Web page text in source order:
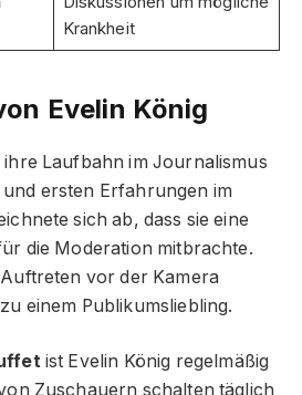
Krankheit
Evelin König
ihre Laufbahn im Journalismus
ersten Erfahrungen im
sich ab, dass sie eine
die Moderation mitbrachte.
vor der Kamera
einem Publikumsliebling.
ist Evelin König regelmäßig
Zuschauern schalten täglich